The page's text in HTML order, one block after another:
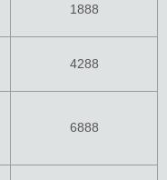
1888
4288
6888